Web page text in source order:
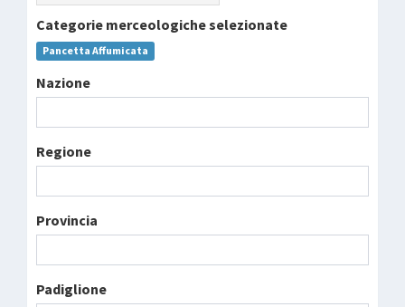
Categorie merceologiche selezionate
Pancetta Affumicata
Nazione
Regione
Provincia
Padiglione